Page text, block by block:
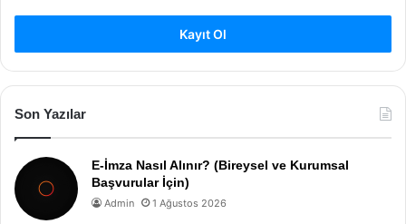
Kayıt Ol
Son Yazılar
E-İmza Nasıl Alınır? (Bireysel ve Kurumsal
Başvurular İçin)
Admin 1 Ağustos 2026